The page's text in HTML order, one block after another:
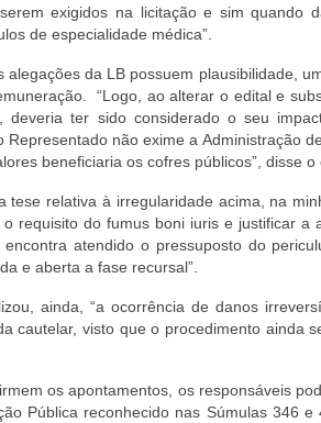
exigidos na licitação e sim quando
de especialidade médica”.
da LB possuem plausibilidade,
“Logo, ao alterar o edital e
deveria ter sido considerado o seu
não exime a Administração
beneficiaria os cofres públicos”, disse o
tese relativa à irregularidade acima, na
requisito do fumus boni iuris e justificar a
atendido o pressuposto do
e aberta a fase recursal”.
ainda, “a ocorrência de danos
cautelar, visto que o procedimento ainda
os apontamentos, os responsáveis
Pública reconhecido nas Súmulas 346